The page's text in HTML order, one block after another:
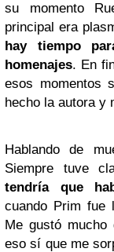
su momento
principal era
hay tiempo
homenajes. En
esos momentos
hecho la autora y
Hablando de
Siempre tuve
tendría que
cuando Prim fue
Me gustó
eso sí que me